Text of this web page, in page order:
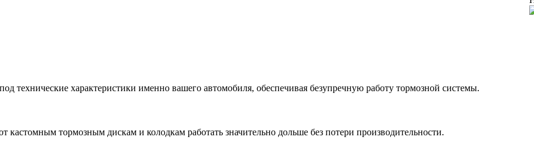
технические характеристики именно вашего автомобиля, обеспечивая безупречную работу тормозной системы.
кастомным тормозным дискам и колодкам работать значительно дольше без потери производительности.